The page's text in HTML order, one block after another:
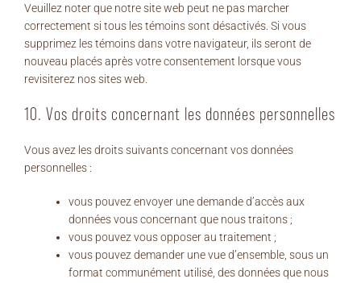
Veuillez noter que notre site web peut ne pas marcher
correctement si tous les témoins sont désactivés. Si vous
supprimez les témoins dans votre navigateur, ils seront de
nouveau placés après votre consentement lorsque vous
revisiterez nos sites web.
10. Vos droits concernant les données personnelles
Vous avez les droits suivants concernant vos données
personnelles :
vous pouvez envoyer une demande d’accès aux
données vous concernant que nous traitons ;
vous pouvez vous opposer au traitement ;
vous pouvez demander une vue d’ensemble, sous un
format communément utilisé, des données que nous